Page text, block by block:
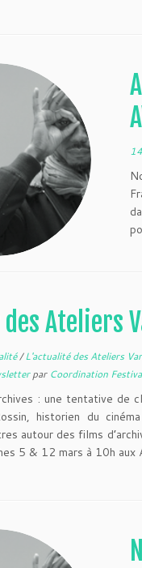
Ateliers
/L'actualité des Ateliers
par Coordination
: une tentative de
historien du
autour des films
5 & 12 mars à 10h